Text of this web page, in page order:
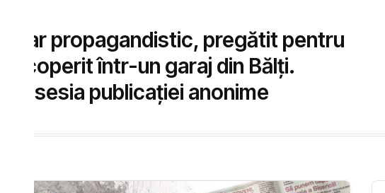
ziar propagandistic, pregătit pentru
într-un garaj din Bălți.
posesia publicației anonime